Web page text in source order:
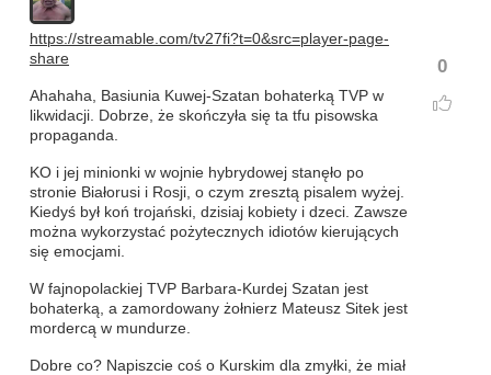
0
https://streamable.com/tv27fi?t=0&src=player-page-
share
Ahahaha, Basiunia Kuwej-Szatan bohaterką TVP w
likwidacji. Dobrze, że skończyła się ta tfu pisowska
propaganda.
KO i jej minionki w wojnie hybrydowej stanęło po
stronie Białorusi i Rosji, o czym zresztą pisalem wyżej.
Kiedyś był koń trojański, dzisiaj kobiety i dzeci. Zawsze
można wykorzystać pożytecznych idiotów kierujących
się emocjami.
W fajnopolackiej TVP Barbara-Kurdej Szatan jest
bohaterką, a zamordowany żołnierz Mateusz Sitek jest
mordercą w mundurze.
Dobre co? Napiszcie coś o Kurskim dla zmyłki, że miał